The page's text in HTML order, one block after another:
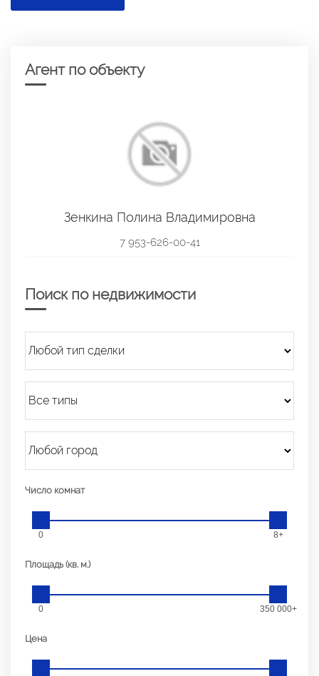
Агент по объекту
Зенкина Полина Владимировна
7 953-626-00-41
Поиск по недвижимости
Число комнат
0 8+
Площадь (кв. м.)
0 350 000+
Цена